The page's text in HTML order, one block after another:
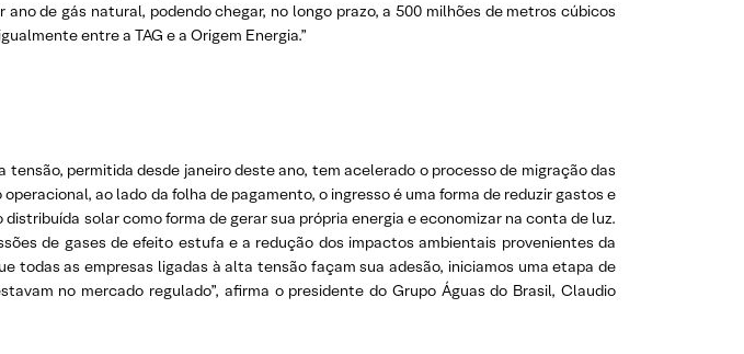
de gás natural, podendo chegar, no longo prazo, a 500 milhões de metros cúbicos
entre a TAG e a Origem Energia.”
permitida desde janeiro deste ano, tem acelerado o processo de migração das
ao lado da folha de pagamento, o ingresso é uma forma de reduzir gastos e
solar como forma de gerar sua própria energia e economizar na conta de luz.
de gases de efeito estufa e a redução dos impactos ambientais provenientes da
todas as empresas ligadas à alta tensão façam sua adesão, iniciamos uma etapa de
no mercado regulado”, afirma o presidente do Grupo Águas do Brasil, Claudio